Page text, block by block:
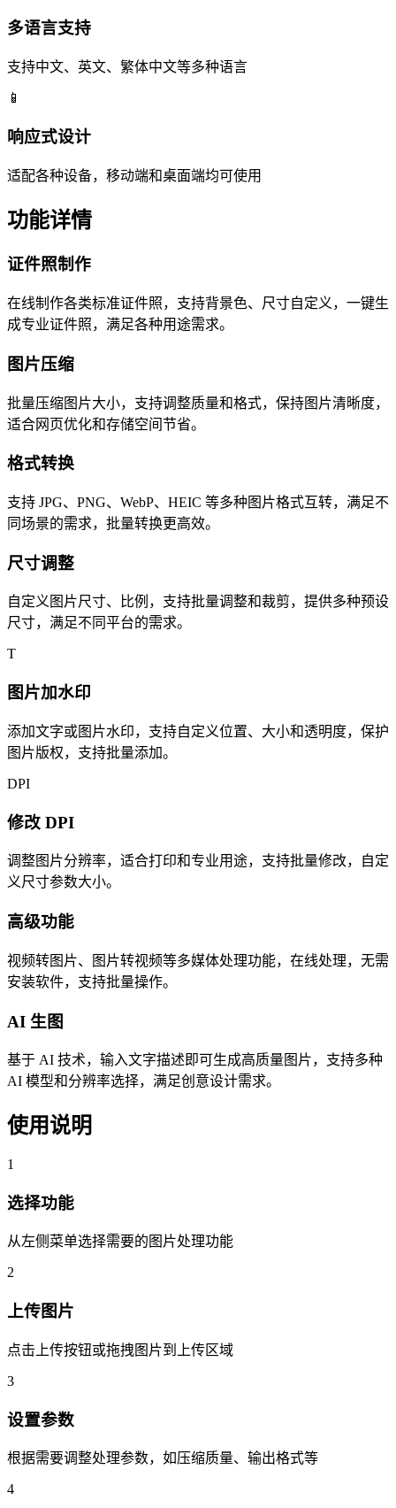
多语言支持
支持中文、英文、繁体中文等多种语言
📱
响应式设计
适配各种设备，移动端和桌面端均可使用
功能详情
证件照制作
在线制作各类标准证件照，支持背景色、尺寸自定义，一键生
成专业证件照，满足各种用途需求。
图片压缩
批量压缩图片大小，支持调整质量和格式，保持图片清晰度，
适合网页优化和存储空间节省。
格式转换
支持 JPG、PNG、WebP、HEIC 等多种图片格式互转，满足不
同场景的需求，批量转换更高效。
尺寸调整
自定义图片尺寸、比例，支持批量调整和裁剪，提供多种预设
尺寸，满足不同平台的需求。
T
图片加水印
添加文字或图片水印，支持自定义位置、大小和透明度，保护
图片版权，支持批量添加。
DPI
修改 DPI
调整图片分辨率，适合打印和专业用途，支持批量修改，自定
义尺寸参数大小。
高级功能
视频转图片、图片转视频等多媒体处理功能，在线处理，无需
安装软件，支持批量操作。
AI 生图
基于 AI 技术，输入文字描述即可生成高质量图片，支持多种
AI 模型和分辨率选择，满足创意设计需求。
使用说明
1
选择功能
从左侧菜单选择需要的图片处理功能
2
上传图片
点击上传按钮或拖拽图片到上传区域
3
设置参数
根据需要调整处理参数，如压缩质量、输出格式等
4